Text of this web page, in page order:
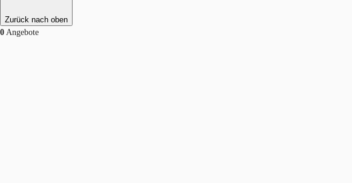
Zurück nach oben
0 Angebote